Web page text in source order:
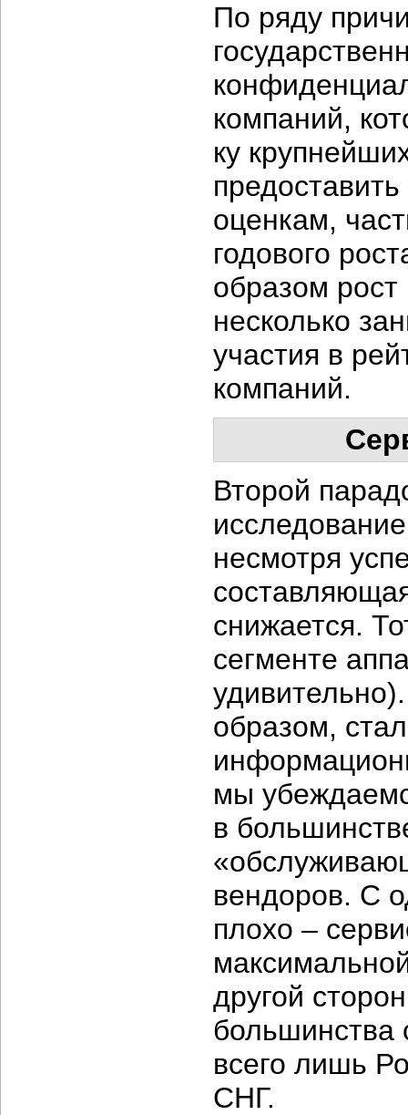
По ряду
компаний,
ку
оценкам,
годового
образом
несколько
участия в
компаний.
Второй
несмотря
снижается.
сегменте
образом,
мы
в
вендоров. С
плохо –
другой
большинства
всего лишь
СНГ.